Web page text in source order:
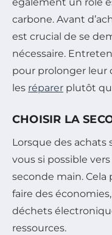
carbone. Avant
est crucial de se
nécessaire.
pour prolonger leur
les réparer plutôt
CHOISIR LA
Lorsque des achats
vous si possible vers
seconde main.
faire des
déchets
ressources.